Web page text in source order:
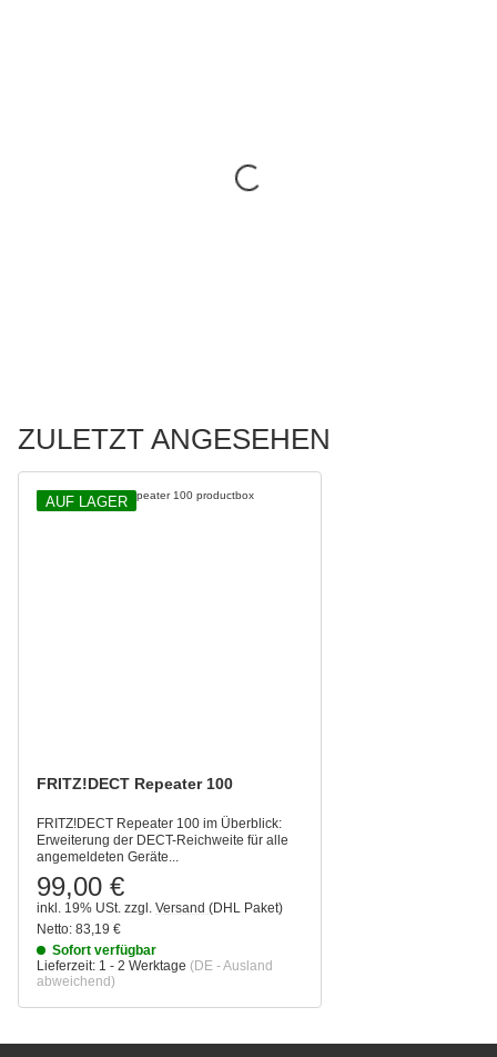
ZULETZT ANGESEHEN
AUF LAGER
FRITZ!DECT Repeater 100
FRITZ!DECT Repeater 100 im Überblick:
Erweiterung der DECT-Reichweite für alle
angemeldeten Geräte...
99,00 €
inkl. 19% USt. zzgl. Versand (DHL Paket)
Netto: 83,19 €
Sofort verfügbar
Lieferzeit: 1 - 2 Werktage (DE - Ausland
abweichend)